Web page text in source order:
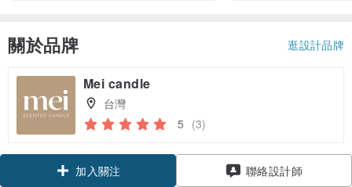
關於品牌 逛設計品牌
Mei candle
台灣
5 (3)
加入關注 聯絡設計師